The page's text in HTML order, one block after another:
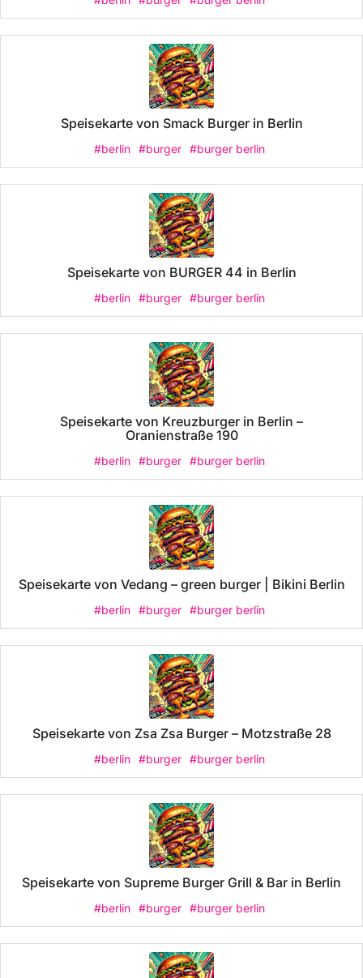
Speisekarte von Smack Burger in Berlin
#berlin #burger #burger berlin
Speisekarte von BURGER 44 in Berlin
#berlin #burger #burger berlin
Speisekarte von Kreuzburger in Berlin –
Oranienstraße 190
#berlin #burger #burger berlin
Speisekarte von Vedang – green burger | Bikini Berlin
#berlin #burger #burger berlin
Speisekarte von Zsa Zsa Burger – Motzstraße 28
#berlin #burger #burger berlin
Speisekarte von Supreme Burger Grill & Bar in Berlin
#berlin #burger #burger berlin